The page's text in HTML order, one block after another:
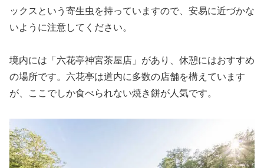
ックスという寄生虫を持っていますので、安易に近づかな
いように注意してください。
境内には「六花亭神宮茶屋店」があり、休憩にはおすすめ
の場所です。六花亭は道内に多数の店舗を構えています
が、ここでしか食べられない焼き餅が人気です。